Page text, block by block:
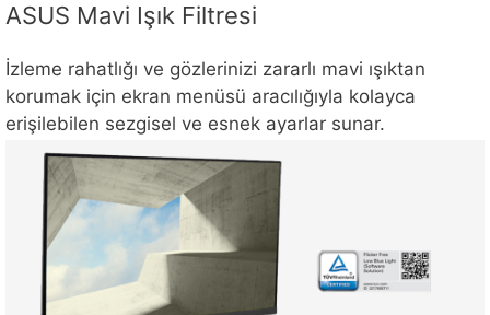
ASUS Mavi Işık Filtresi
İzleme rahatlığı ve gözlerinizi zararlı mavi ışıktan
korumak için ekran menüsü aracılığıyla kolayca
erişilebilen sezgisel ve esnek ayarlar sunar.